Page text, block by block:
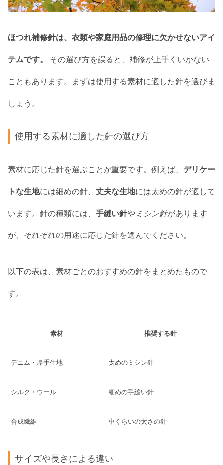
ほつれ補修針は、衣類や家庭用品の修理に欠かせないアイ
テムです。 その選び方を誤ると、補修が上手くいかない
こともあります。まずは使用する素材に適した針を選びま
しょう。
使用する素材に適した針の選び方
素材に応じた針を選ぶことが重要です。例えば、 デリケー
トな生地には細めの針、 丈夫な生地には太めの針が適して
います。針の種類には、 手縫い針や ミシン針があります
が、それぞれの用途に応じた針を選んでください。
以下の表は、素材ごとのおすすめの針をまとめたもので
す。
素材 推奨する針
デニム・厚手生地 太めのミシン針
シルク・ウール 細めの手縫い針
合成繊維 中くらいの太さの針
サイズや長さによる違い